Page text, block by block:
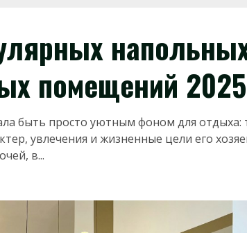
помещений 2025
быть просто уютным фоном для отдыха:
увлечения и жизненные цели его
в...